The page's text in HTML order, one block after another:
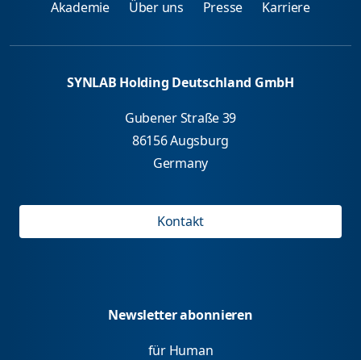
Akademie Über uns Presse Karriere
SYNLAB Holding Deutschland GmbH
Gubener Straße 39
86156 Augsburg
Germany
Kontakt
Newsletter abonnieren
für Human